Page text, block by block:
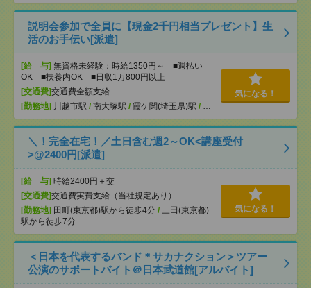
説明会参加で全員に【現金2千円相当プレゼント】生
活のお手伝い[派遣]
[給 与] 無資格未経験：時給1350円～ ■週払い
OK ■扶養内OK ■日収1万800円以上
[交通費]交通費全額支給
[勤務地] 川越市駅 / 南大塚駅 / 霞ケ関(埼玉県)駅 / …
気になる！
＼！完全在宅！／土日含む週2～OK<講座受付
>@2400円[派遣]
[給 与] 時給2400円＋交
[交通費]交通費実費支給（当社規定あり）
[勤務地] 田町(東京都)駅から徒歩4分 / 三田(東京都)
駅から徒歩7分
気になる！
＜日本を代表するバンド＊サカナクション＞ツアー
公演のサポートバイト＠日本武道館[アルバイト]